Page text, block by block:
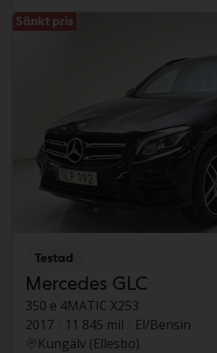
Sänkt pris
Testad
Mercedes GLC
350 e 4MATIC X253
2017
11 845 mil
El/Bensin
Kungälv (Ellesbo)